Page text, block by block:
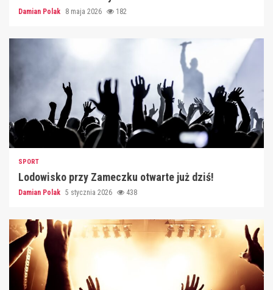
Damian Polak 8 maja 2026 182
SPORT
Lodowisko przy Zameczku otwarte już dziś!
Damian Polak 5 stycznia 2026 438